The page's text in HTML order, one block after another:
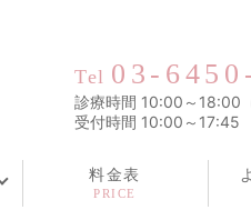
Tel 03-
診療時間 10:00～18:00
受付時間 10:00～17:45
料金表